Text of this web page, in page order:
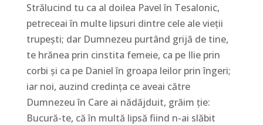
Strălucind tu ca al doilea Pavel în Tesalonic,
petreceai în multe lipsuri dintre cele ale vieţii
trupeşti; dar Dumnezeu purtând grijă de tine,
te hrănea prin cinstita femeie, ca pe Ilie prin
corbi şi ca pe Daniel în groapa leilor prin îngeri;
iar noi, auzind credinţa ce aveai către
Dumnezeu în Care ai nădăjduit, grăim ţie:
Bucură-te, că în multă lipsă fiind n-ai slăbit